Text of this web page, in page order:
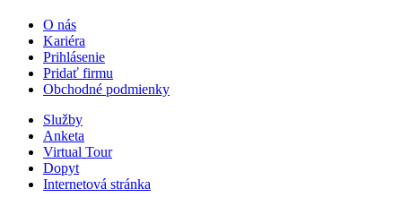
O nás
Kariéra
Prihlásenie
Pridať firmu
Obchodné podmienky
Služby
Anketa
Virtual Tour
Dopyt
Internetová stránka